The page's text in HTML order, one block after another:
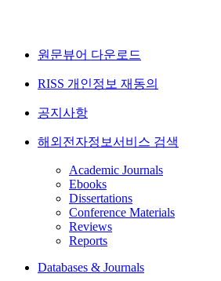
원문뷰어 다운로드
RISS 개인정보 재동의
공지사항
해외전자정보서비스 검색
Academic Journals
Ebooks
Dissertations
Conference Materials
Reviews
Reports
Databases & Journals